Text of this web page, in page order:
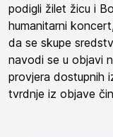
podigli žilet žicu i
humanitarni
da se skupe
navodi se u objavi
provjera dostupnih
tvrdnje iz objave